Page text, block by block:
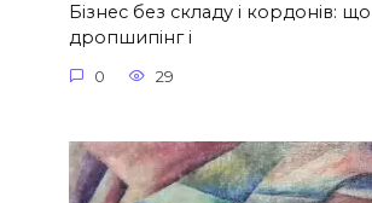
Бізнес без складу і кордонів:
дропшипінг і
0 29